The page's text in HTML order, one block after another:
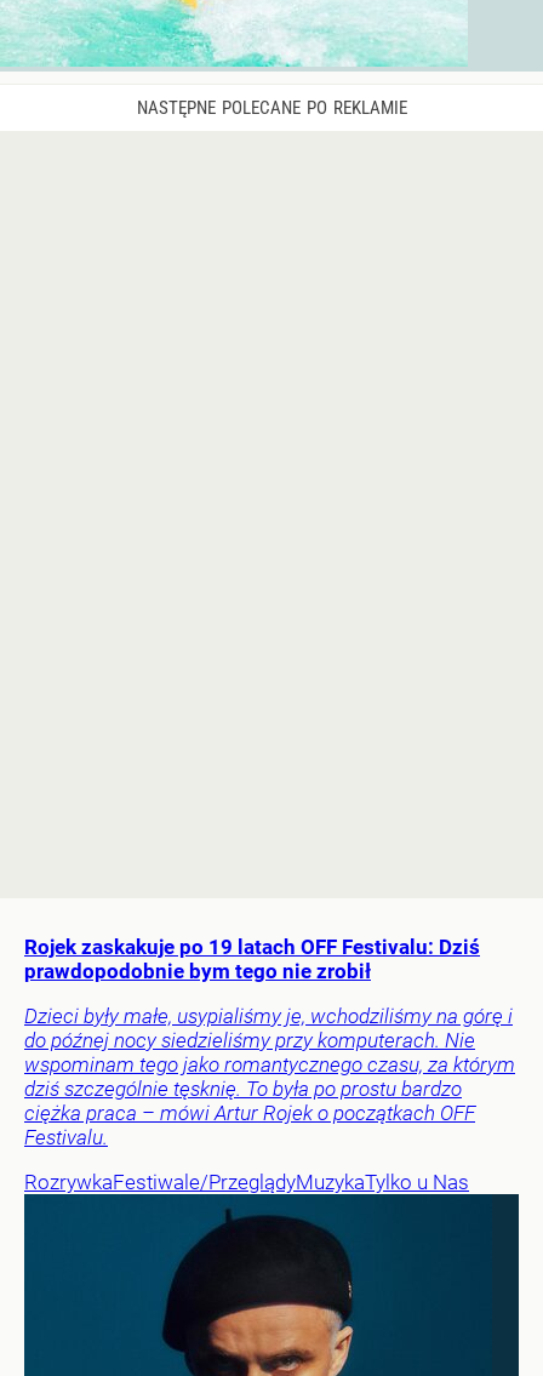
Rojek zaskakuje po 19 latach OFF Festivalu: Dziś
prawdopodobnie bym tego nie zrobił
Dzieci były małe, usypialiśmy je, wchodziliśmy na górę i
do późnej nocy siedzieliśmy przy komputerach. Nie
wspominam tego jako romantycznego czasu, za którym
dziś szczególnie tęsknię. To była po prostu bardzo
ciężka praca – mówi Artur Rojek o początkach OFF
Festivalu.
RozrywkaFestiwale/PrzeglądyMuzykaTylko u Nas